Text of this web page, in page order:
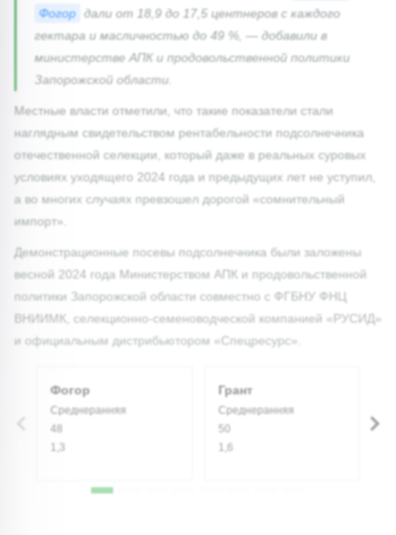
Фогор дали от 18,9 до 17,5 центнеров с каждого
гектара и масличностью до 49 %, — добавили в
министерстве АПК и продовольственной политики
Запорожской области.
Местные власти отметили, что такие показатели стали
наглядным свидетельством рентабельности подсолнечника
отечественной селекции, который даже в реальных суровых
условиях уходящего 2024 года и предыдущих лет не уступил,
а во многих случаях превзошел дорогой «сомнительный
импорт».
Демонстрационные посевы подсолнечника были заложены
весной 2024 года Министерством АПК и продовольственной
политики Запорожской области совместно с ФГБНУ ФНЦ
ВНИИМК, селекционно-семеноводческой компанией «РУСИД»
и официальным дистрибьютором «Спецресурс».
Фогор
Среднеранняя
48
1,3
Грант
Среднеранняя
50
1,6